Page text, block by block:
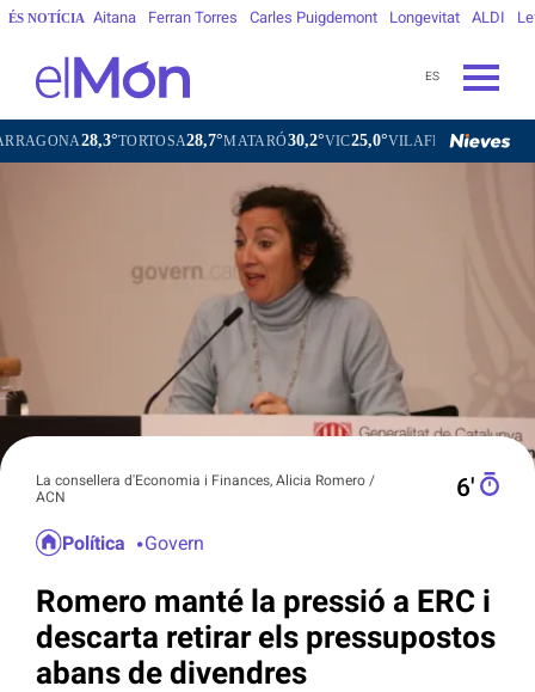
ÉS NOTÍCIA Aitana Ferran Torres Carles Puigdemont Longevitat ALDI
ES
TORTOSA28,7°MATARÓ30,2°VIC25,0°VILAFRANCA DEL PENEDÈS27,3°
La consellera d'Economia i Finances, Alicia Romero /
ACN
6′
Política Govern
Romero manté la pressió a ERC i
descarta retirar els pressupostos
abans de divendres